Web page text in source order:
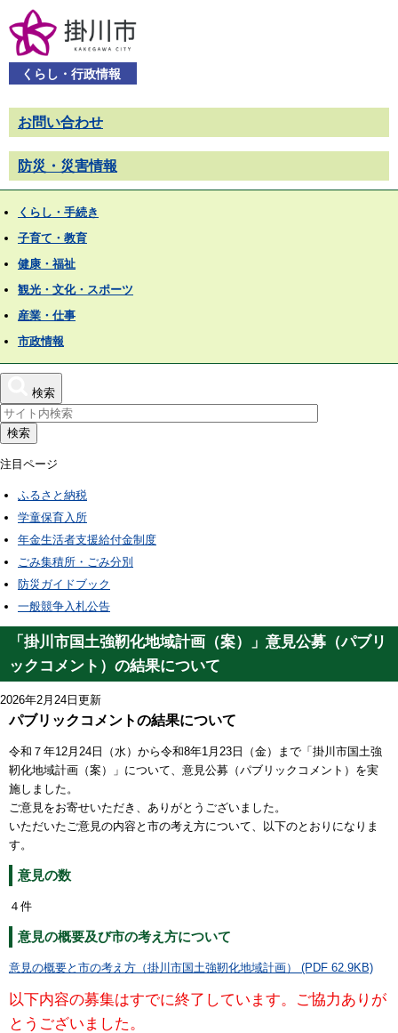
くらし・行政情報
お問い合わせ
防災・災害情報
くらし・手続き
子育て・教育
健康・福祉
観光・文化・スポーツ
産業・仕事
市政情報
検索
検索
注目ページ
ふるさと納税
学童保育入所
年金生活者支援給付金制度
ごみ集積所・ごみ分別
防災ガイドブック
一般競争入札公告
「掛川市国土強靭化地域計画（案）」意見公募（パブリ
ックコメント）の結果について
2026年2月24日更新
パブリックコメントの結果について
令和７年12月24日（水）から令和8年1月23日（金）まで「掛川市国土強
靭化地域計画（案）」について、意見公募（パブリックコメント）を実
施しました。
ご意見をお寄せいただき、ありがとうございました。
いただいたご意見の内容と市の考え方について、以下のとおりになりま
す。
意見の数
４件
意見の概要及び市の考え方について
意見の概要と市の考え方（掛川市国土強靭化地域計画） (PDF 62.9KB)
以下内容の募集はすでに終了しています。ご協力ありが
とうございました。